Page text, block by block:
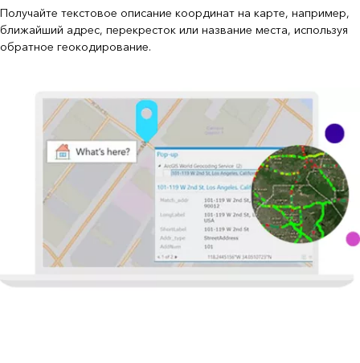
Получайте текстовое описание координат на карте, например,
ближайший адрес, перекресток или название места, используя
обратное геокодирование.